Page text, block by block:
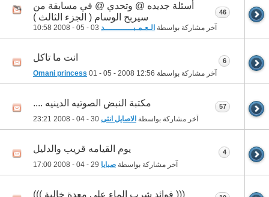
أسئلة جديده @ وتحدي @ في مسابقة من
سيربح الوسام ( الجزء الثالث )
آخر مشاركة بواسطة الـعـمـيــــــــــــد 10:58
46
انت ما تاكل
آخر مشاركة بواسطة Omani princess 01 - 05 - 2008 12:56
6
مكتبة النبض الصوتيه الدينيه ....
آخر مشاركة بواسطة الاصايل انثى 23:21
57
يوم القيامه قريب والدليل
آخر مشاركة بواسطة صبايا 17:00
4
((( فوائد شرب الماء على معدة خالية )))